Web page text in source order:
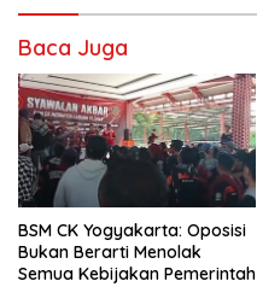
Baca Juga
BSM CK Yogyakarta: Oposisi
Bukan Berarti Menolak
Semua Kebijakan Pemerintah